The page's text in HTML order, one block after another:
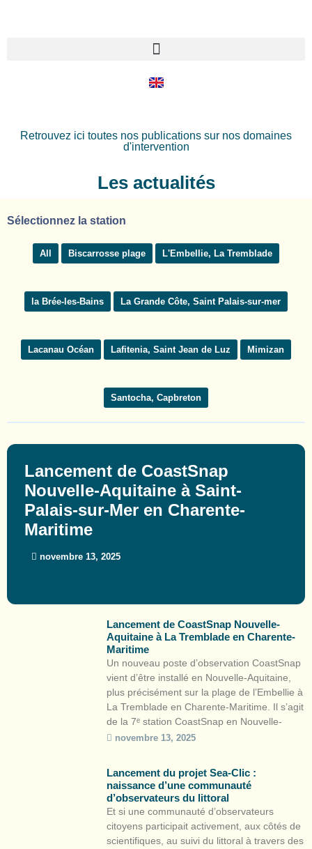
Retrouvez ici toutes nos publications sur nos domaines
d'intervention
Les actualités
Sélectionnez la station
All Biscarrosse plage L'Embellie, La Tremblade
la Brée-les-Bains La Grande Côte, Saint Palais-sur-mer
Lacanau Océan Lafitenia, Saint Jean de Luz Mimizan
Santocha, Capbreton
Lancement de CoastSnap
Nouvelle-Aquitaine à Saint-
Palais-sur-Mer en Charente-
Maritime
novembre 13, 2025
Lancement de CoastSnap Nouvelle-
Aquitaine à La Tremblade en Charente-
Maritime
Un nouveau poste d’observation CoastSnap
vient d’être installé en Nouvelle-Aquitaine,
plus précisément sur la plage de l’Embellie à
La Tremblade en Charente-Maritime. Il s’agit
de la 7ᵉ station CoastSnap en Nouvelle-
Aquitaine après Lacanau, Capbreton, Saint-
participatives s’inscrit dans le cadre de
l’Observatoire de la côte de Nouvelle-
Aquitaine […]
novembre 13, 2025
Lancement du projet Sea-Clic :
naissance d’une communauté
d’observateurs du littoral
Et si une communauté d’observateurs
citoyens participait activement, aux côtés de
scientifiques, au suivi du littoral à travers des